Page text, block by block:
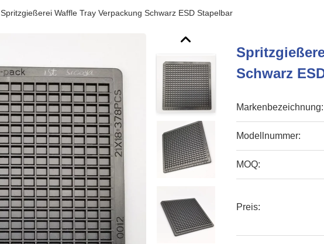
Spritzgießerei Waffle Tray Verpackung Schwarz ESD Stapelbar
Schwarz
Markenbezeichnung:
Modellnummer:
MOQ:
Preis: